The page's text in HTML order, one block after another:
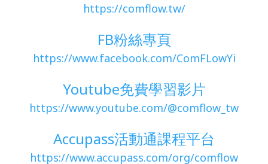
https://comflow.tw/
FB粉絲專頁
https://www.facebook.com/ComFLowYi
Youtube免費學習影片
https://www.youtube.com/@comflow_tw
Accupass活動通課程平台
https://www.accupass.com/org/comflow